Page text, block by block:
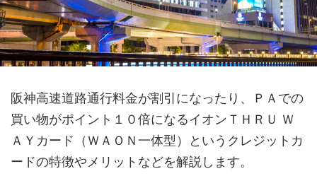
阪神高速道路通行料金が割引になったり、ＰＡでの
買い物がポイント１０倍になるイオンＴＨＲＵ Ｗ
ＡＹカード（ＷＡＯＮ一体型）というクレジットカ
ードの特徴やメリットなどを解説します。